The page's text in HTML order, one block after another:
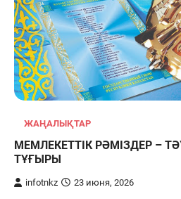
ЖАҢАЛЫҚТАР
МЕМЛЕКЕТТІК РӘМІЗДЕР –
ТҰҒЫРЫ
infotnkz 23 июня, 2026